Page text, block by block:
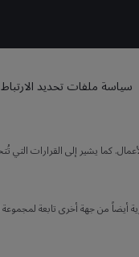
سياسة ملفات تحديد الارتباط
كما يشير إلى القرارات التي
من جهة أخرى تابعة لمجموعة